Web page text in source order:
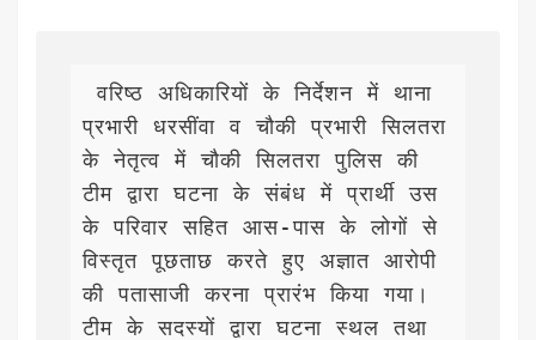
वरिष्ठ अधिकारियों के निर्देशन में थाना
प्रभारी धरसींवा व चौकी प्रभारी सिलतरा
के नेतृत्व में चौकी सिलतरा पुलिस की
टीम द्वारा घटना के संबंध में प्रार्थी उस
के परिवार सहित आस-पास के लोगों से
विस्तृत पूछताछ करते हुए अज्ञात आरोपी
की पतासाजी करना प्रारंभ किया गया।
टीम के सदस्यों द्वारा घटना स्थल तथा